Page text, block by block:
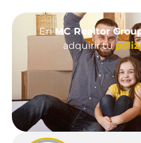
EnMC Realtor
adquirir tu